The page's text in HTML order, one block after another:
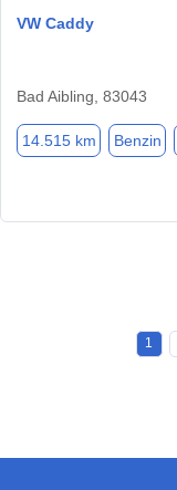
VW Caddy
Bad Aibling, 83043
14.515 km Benzin
1